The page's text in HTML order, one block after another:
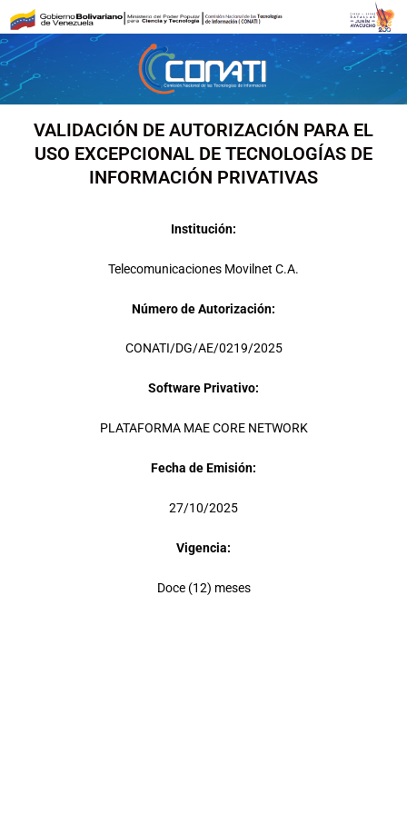
contenido
VALIDACIÓN DE AUTORIZACIÓN PARA EL
USO EXCEPCIONAL DE TECNOLOGÍAS DE
INFORMACIÓN PRIVATIVAS
Institución:
Telecomunicaciones Movilnet C.A.
Número de Autorización:
CONATI/DG/AE/0219/2025
Software Privativo:
PLATAFORMA MAE CORE NETWORK
Fecha de Emisión:
27/10/2025
Vigencia:
Doce (12) meses